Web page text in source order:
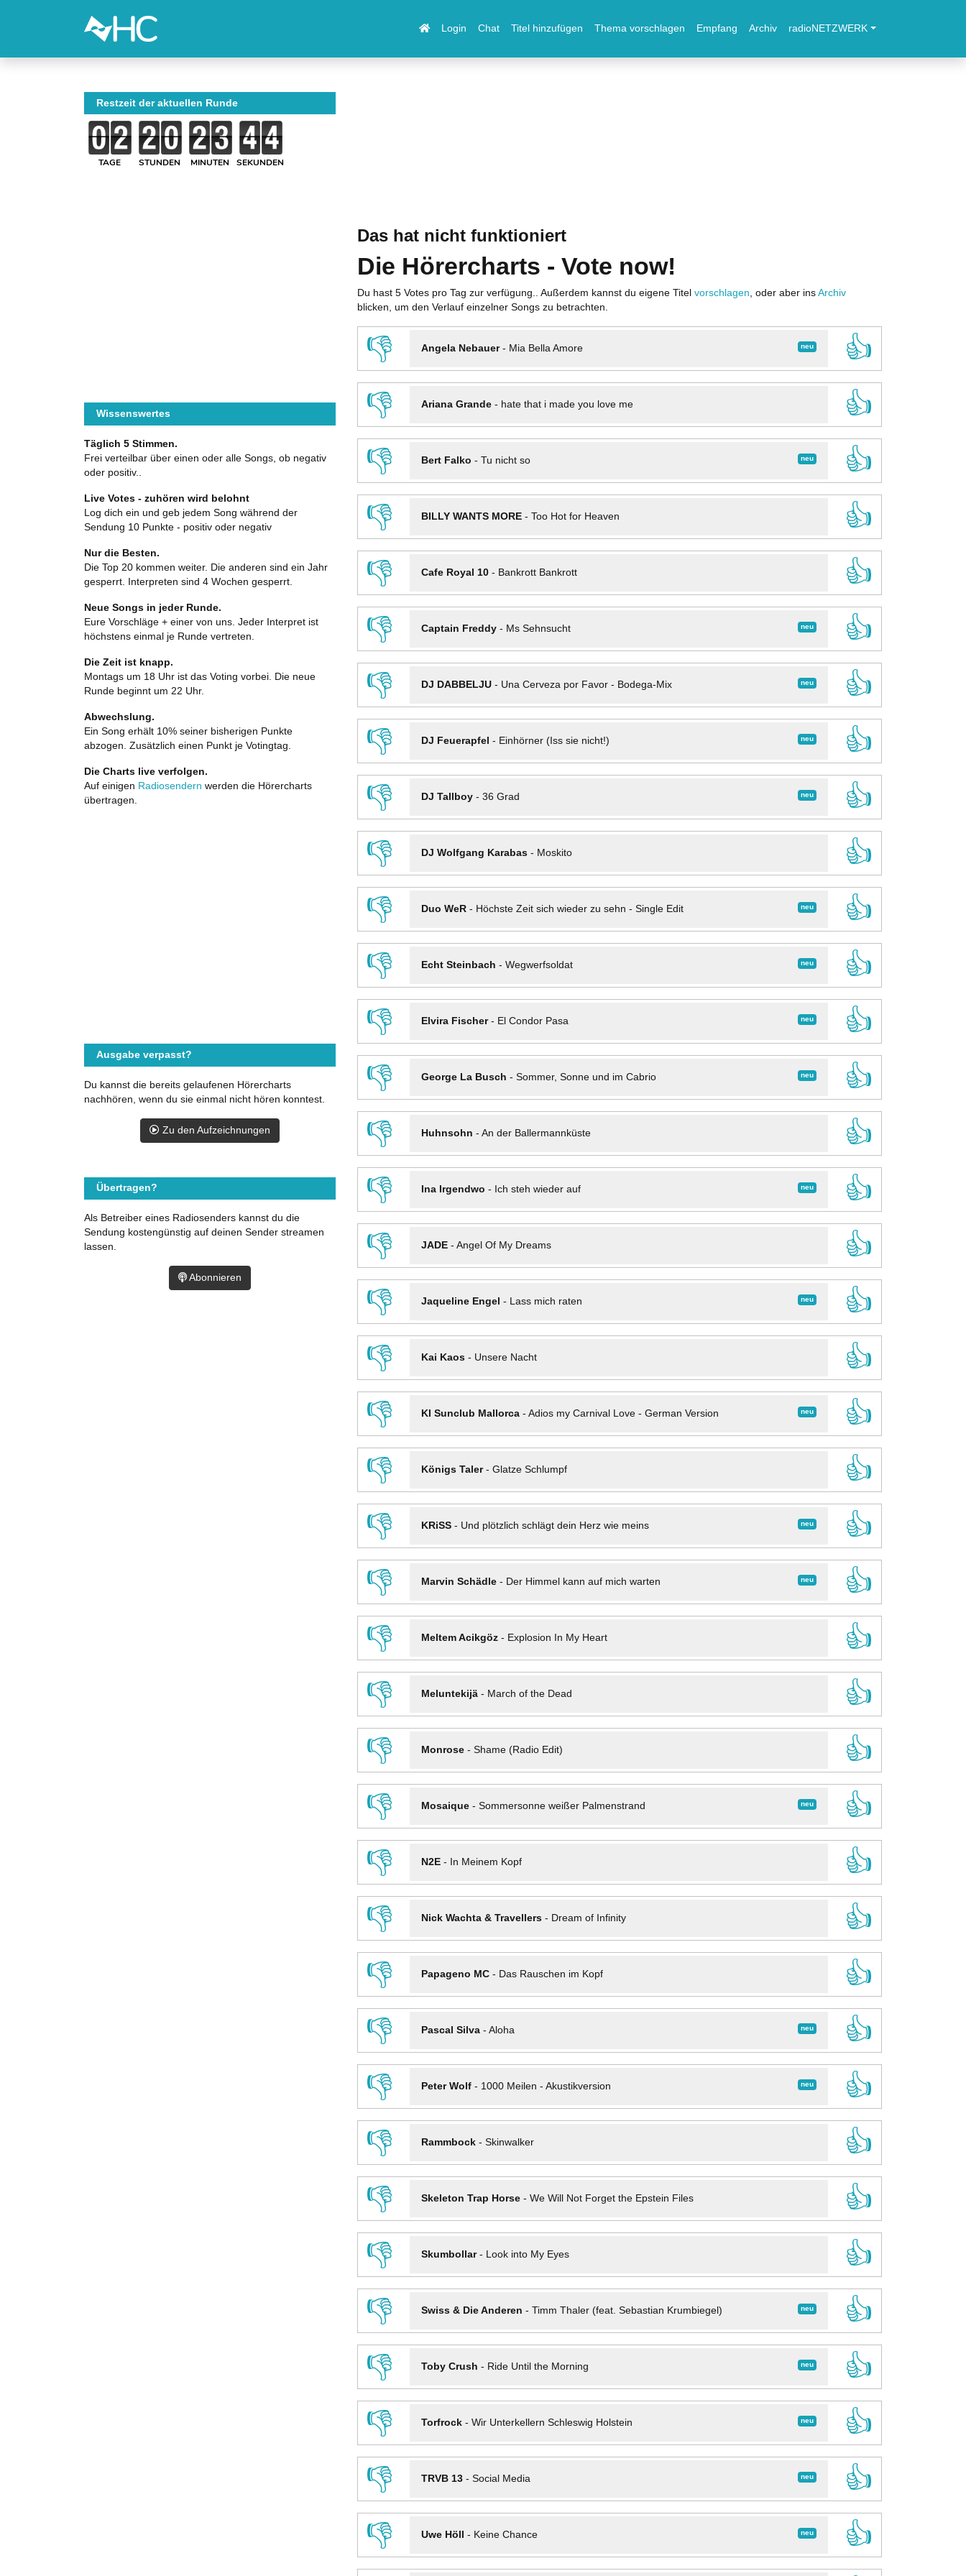
Login Chat Titel hinzufügen Thema vorschlagen Empfang Archiv radioNETZWERK
Das hat nicht funktioniert
Die Hörercharts - Vote now!
Du hast 5 Votes pro Tag zur verfügung.. Außerdem kannst du eigene Titel vorschlagen , oder aber ins Archiv
blicken, um den Verlauf einzelner Songs zu betrachten.
👎 neu
Angela Nebauer- Mia Bella Amore
👍
👎
Ariana Grande- hate that i made you love me
👍
👎
neu
Bert Falko - Tu nicht so
👍
👎
BILLY WANTS MORE- Too Hot for Heaven
👍
👎
Cafe Royal 10- Bankrott Bankrott
👍
👎
neu
Captain Freddy- Ms Sehnsucht
👍
👎
neu
DJ DABBELJU- Una Cerveza por Favor - Bodega-Mix
👍
👎
neu
DJ Feuerapfel - Einhörner (Iss sie nicht!)
👍
👎
neu
DJ Tallboy- 36 Grad
👍
👎
DJ Wolfgang Karabas- Moskito
👍
👎
neu
Duo WeR- Höchste Zeit sich wieder zu sehn - Single Edit
👍
👎
neu
Echt Steinbach - Wegwerfsoldat
👍
👎
neu
Elvira Fischer- El Condor Pasa
👍
👎
neu
George La Busch - Sommer, Sonne und im Cabrio
👍
👎
Huhnsohn - An der Ballermannküste
👍
👎
neu
Ina Irgendwo - Ich steh wieder auf
👍
👎
JADE- Angel Of My Dreams
👍
👎
neu
Jaqueline Engel - Lass mich raten
👍
👎
Kai Kaos- Unsere Nacht
👍
👎
neu
KI Sunclub Mallorca- Adios my Carnival Love - German Version
👍
👎
Königs Taler- Glatze Schlumpf
👍
👎
neu
KRiSS- Und plötzlich schlägt dein Herz wie meins
👍
👎
neu
Marvin Schädle- Der Himmel kann auf mich warten
👍
👎
Meltem Acikgöz- Explosion In My Heart
👍
👎
Meluntekijä- March of the Dead
👍
👎
Monrose- Shame (Radio Edit)
👍
👎
neu
Mosaique- Sommersonne weißer Palmenstrand
👍
👎
N2E- In Meinem Kopf
👍
👎
Nick Wachta & Travellers- Dream of Infinity
👍
👎
Papageno MC- Das Rauschen im Kopf
👍
👎
neu
Pascal Silva- Aloha
👍
👎
neu
Peter Wolf- 1000 Meilen - Akustikversion
👍
👎
Rammbock- Skinwalker
👍
👎
Skeleton Trap Horse- We Will Not Forget the Epstein Files
👍
👎
Skumbollar- Look into My Eyes
👍
👎
neu
Swiss & Die Anderen - Timm Thaler (feat. Sebastian Krumbiegel)
👍
👎
neu
Toby Crush - Ride Until the Morning
👍
👎
neu
Torfrock- Wir Unterkellern Schleswig Holstein
👍
👎
neu
TRVB 13- Social Media
👍
👎
neu
Uwe Höll - Keine Chance
👍
Restzeit der aktuellen Runde
TAGE STUNDEN MINUTEN SEKUNDEN
Wissenswertes
Täglich 5 Stimmen.
Frei verteilbar über einen oder alle Songs, ob negativ
oder positiv..
Live Votes - zuhören wird belohnt
Log dich ein und geb jedem Song während der
Sendung 10 Punkte - positiv oder negativ
Nur die Besten.
Die Top 20 kommen weiter. Die anderen sind ein Jahr
gesperrt. Interpreten sind 4 Wochen gesperrt.
Neue Songs in jeder Runde.
Eure Vorschläge + einer von uns. Jeder Interpret ist
höchstens einmal je Runde vertreten.
Die Zeit ist knapp.
Montags um 18 Uhr ist das Voting vorbei. Die neue
Runde beginnt um 22 Uhr.
Abwechslung.
Ein Song erhält 10% seiner bisherigen Punkte
abzogen. Zusätzlich einen Punkt je Votingtag.
Die Charts live verfolgen.
Auf einigen Radiosendern werden die Hörercharts
übertragen.
Ausgabe verpasst?
Du kannst die bereits gelaufenen Hörercharts
nachhören, wenn du sie einmal nicht hören konntest.
Zu den Aufzeichnungen
Übertragen?
Als Betreiber eines Radiosenders kannst du die
Sendung kostengünstig auf deinen Sender streamen
lassen.
Abonnieren